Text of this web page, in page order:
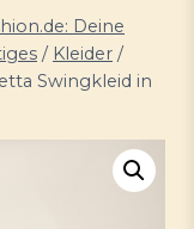
Deine
/ Kleider /
Swingkleid in